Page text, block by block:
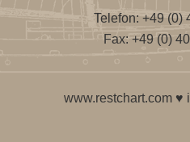
Telefon: +49 (0)
Fax: +49 (0)
www.restchart.com ♥